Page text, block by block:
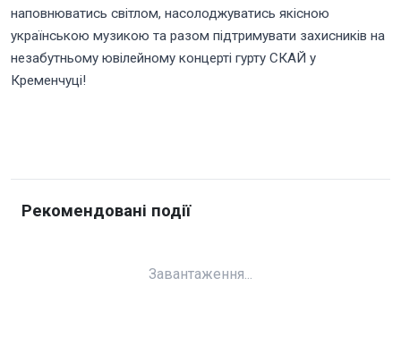
наповнюватись світлом, насолоджуватись якісною
українською музикою та разом підтримувати захисників на
незабутньому ювілейному концерті гурту СКАЙ у
Кременчуці!
Рекомендовані події
Завантаження...